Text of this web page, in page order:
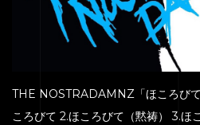
THE NOSTRADAMNZ「ほころび
ころびて 2.ほころびて（黙祷） 3.